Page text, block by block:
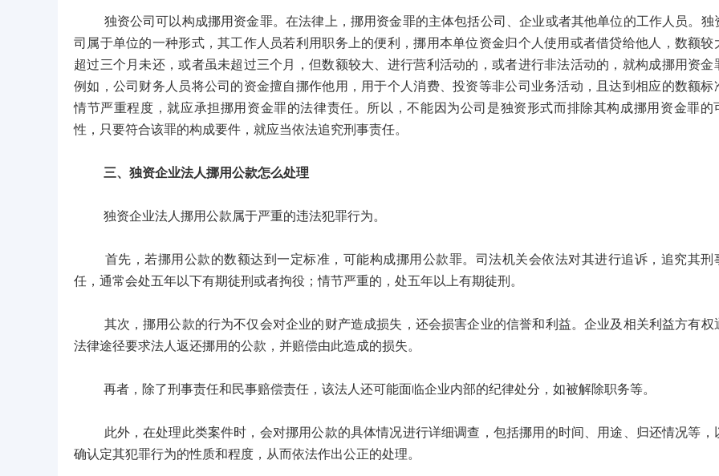
独资公司可以构成挪用资金罪。在法律上，挪用资金罪的主体包括公司、企业或者其他单位的工作人员。独
司属于单位的一种形式，其工作人员若利用职务上的便利，挪用本单位资金归个人使用或者借贷给他人，数额较
超过三个月未还，或者虽未超过三个月，但数额较大、进行营利活动的，或者进行非法活动的，就构成挪用资金
例如，公司财务人员将公司的资金擅自挪作他用，用于个人消费、投资等非公司业务活动，且达到相应的数额标
情节严重程度，就应承担挪用资金罪的法律责任。所以，不能因为公司是独资形式而排除其构成挪用资金罪的
性，只要符合该罪的构成要件，就应当依法追究刑事责任。
三、独资企业法人挪用公款怎么处理
独资企业法人挪用公款属于严重的违法犯罪行为。
首先，若挪用公款的数额达到一定标准，可能构成挪用公款罪。司法机关会依法对其进行追诉，追究其刑
任，通常会处五年以下有期徒刑或者拘役；情节严重的，处五年以上有期徒刑。
其次，挪用公款的行为不仅会对企业的财产造成损失，还会损害企业的信誉和利益。企业及相关利益方有权
法律途径要求法人返还挪用的公款，并赔偿由此造成的损失。
再者，除了刑事责任和民事赔偿责任，该法人还可能面临企业内部的纪律处分，如被解除职务等。
此外，在处理此类案件时，会对挪用公款的具体情况进行详细调查，包括挪用的时间、用途、归还情况等，
确认定其犯罪行为的性质和程度，从而依法作出公正的处理。